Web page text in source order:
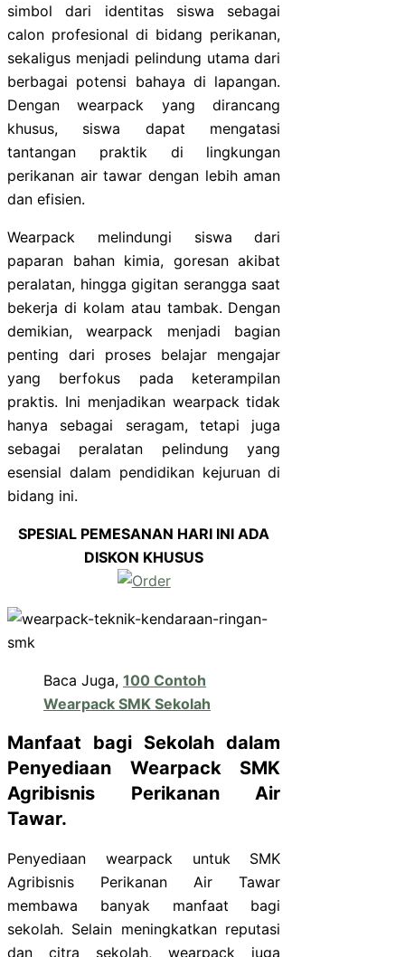
simbol dari identitas siswa sebagai
calon profesional di bidang perikanan,
sekaligus menjadi pelindung utama dari
berbagai potensi bahaya di lapangan.
Dengan wearpack yang dirancang
khusus, siswa dapat mengatasi
tantangan praktik di lingkungan
perikanan air tawar dengan lebih aman
dan efisien.
Wearpack melindungi siswa dari
paparan bahan kimia, goresan akibat
peralatan, hingga gigitan serangga saat
bekerja di kolam atau tambak. Dengan
demikian, wearpack menjadi bagian
penting dari proses belajar mengajar
yang berfokus pada keterampilan
praktis. Ini menjadikan wearpack tidak
hanya sebagai seragam, tetapi juga
sebagai peralatan pelindung yang
esensial dalam pendidikan kejuruan di
bidang ini.
SPESIAL PEMESANAN HARI INI ADA
DISKON KHUSUS
Baca Juga, 100 Contoh
Wearpack SMK Sekolah
Manfaat bagi Sekolah dalam
Penyediaan Wearpack SMK
Agribisnis Perikanan Air
Tawar.
Penyediaan wearpack untuk SMK
Agribisnis Perikanan Air Tawar
membawa banyak manfaat bagi
sekolah. Selain meningkatkan reputasi
dan citra sekolah, wearpack juga